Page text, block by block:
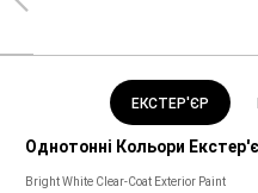
ЕКСТЕР'ЄР
Однотонні Кольори
Однотонні
Bright White Clear-Coat Exterior Paint